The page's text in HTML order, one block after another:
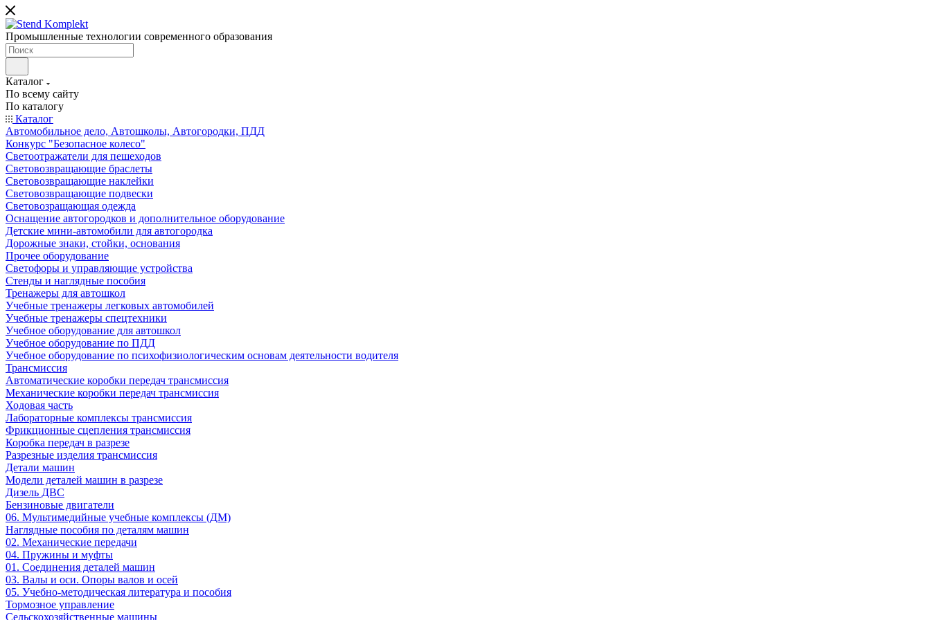
Промышленные технологии современного образования
Каталог
По всему сайту
По каталогу
Каталог
Автомобильное дело, Автошколы, Автогородки, ПДД
Конкурс "Безопасное колесо"
Светоотражатели для пешеходов
Световозвращающие браслеты
Световозвращающие наклейки
Световозвращающие подвески
Световозращающая одежда
Оснащение автогородков и дополнительное оборудование
Детские мини-автомобили для автогородка
Дорожные знаки, стойки, основания
Прочее оборудование
Светофоры и управляющие устройства
Стенды и наглядные пособия
Тренажеры для автошкол
Учебные тренажеры легковых автомобилей
Учебные тренажеры спецтехники
Учебное оборудование для автошкол
Учебное оборудование по ПДД
Учебное оборудование по психофизиологическим основам деятельности водителя
Трансмиссия
Автоматические коробки передач трансмиссия
Механические коробки передач трансмиссия
Ходовая часть
Лабораторные комплексы трансмиссия
Фрикционные сцепления трансмиссия
Коробка передач в разрезе
Разрезные изделия трансмиссия
Детали машин
Модели деталей машин в разрезе
Дизель ДВС
Бензиновые двигатели
06. Мультимедийные учебные комплексы (ДМ)
Наглядные пособия по деталям машин
02. Механические передачи
04. Пружины и муфты
01. Соединения деталей машин
03. Валы и оси. Опоры валов и осей
05. Учебно-методическая литература и пособия
Тормозное управление
Сельскохозяйственные машины